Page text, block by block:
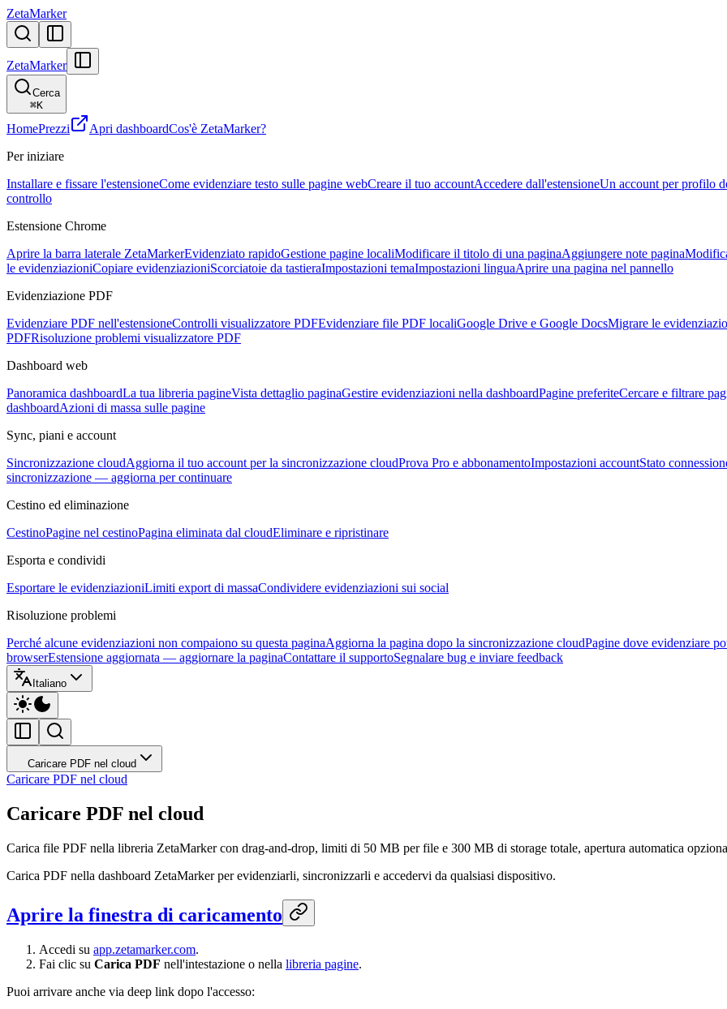
ZetaMarker
ZetaMarker
Cerca
⌘K
HomePrezzi Apri dashboardCos'è ZetaMarker?
Per iniziare
Installare e fissare l'estensioneCome evidenziare testo sulle pagine webCreare il tuo accountAccedere dall'estensioneUn account per profilo
controllo
Estensione Chrome
Aprire la barra laterale ZetaMarkerEvidenziato rapidoGestione pagine localiModificare il titolo di una paginaAggiungere note pagina
le evidenziazioniCopiare evidenziazioniScorciatoie da tastieraImpostazioni temaImpostazioni linguaAprire una pagina nel pannello
Evidenziazione PDF
Evidenziare PDF nell'estensioneControlli visualizzatore PDFEvidenziare file PDF localiGoogle Drive e Google DocsMigrare le
PDFRisoluzione problemi visualizzatore PDF
Dashboard web
Panoramica dashboardLa tua libreria pagineVista dettaglio paginaGestire evidenziazioni nella dashboardPagine preferiteCercare e filtrare
dashboardAzioni di massa sulle pagine
Sync, piani e account
Sincronizzazione cloudAggiorna il tuo account per la sincronizzazione cloudProva Pro e abbonamentoImpostazioni accountStato
sincronizzazione — aggiorna per continuare
Cestino ed eliminazione
CestinoPagine nel cestinoPagina eliminata dal cloudEliminare e ripristinare
Esporta e condividi
Esportare le evidenziazioniLimiti export di massaCondividere evidenziazioni sui social
Risoluzione problemi
Perché alcune evidenziazioni non compaiono su questa paginaAggiorna la pagina dopo la sincronizzazione cloudPagine dove evidenziare
browserEstensione aggiornata — aggiornare la paginaContattare il supportoSegnalare bug e inviare feedback
Italiano
Caricare PDF nel cloud
Caricare PDF nel cloud
Caricare PDF nel cloud
Carica file PDF nella libreria ZetaMarker con drag-and-drop, limiti di 50 MB per file e 300 MB di storage totale, apertura automatica
Carica PDF nella dashboard ZetaMarker per evidenziarli, sincronizzarli e accedervi da qualsiasi dispositivo.
Aprire la finestra di caricamento
Accedi su app.zetamarker.com.
Fai clic su Carica PDF nell'intestazione o nella libreria pagine.
Puoi arrivare anche via deep link dopo l'accesso: